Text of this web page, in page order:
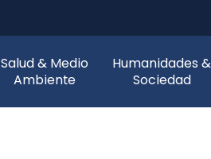
Salud & Medio
Ambiente
Humanidades &
Sociedad